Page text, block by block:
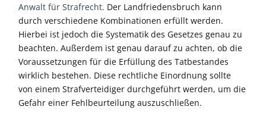
Anwalt für Strafrecht. Der Landfriedensbruch kann
durch verschiedene Kombinationen erfüllt werden.
Hierbei ist jedoch die Systematik des Gesetzes genau zu
beachten. Außerdem ist genau darauf zu achten, ob die
Voraussetzungen für die Erfüllung des Tatbestandes
wirklich bestehen. Diese rechtliche Einordnung sollte
von einem Strafverteidiger durchgeführt werden, um die
Gefahr einer Fehlbeurteilung auszuschließen.